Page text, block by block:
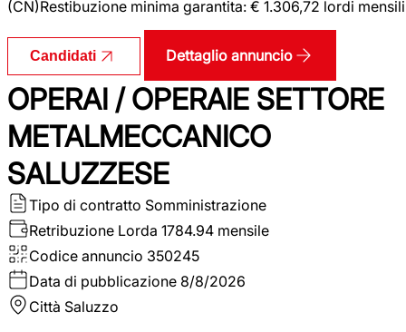
(CN)Restibuzione minima garantita: € 1.306,72 lordi mensili
Candidati Dettaglio annuncio
OPERAI / OPERAIE SETTORE
METALMECCANICO
SALUZZESE
Tipo di contratto Somministrazione
Retribuzione Lorda 1784.94 mensile
Codice annuncio 350245
Data di pubblicazione 8/8/2026
Città Saluzzo